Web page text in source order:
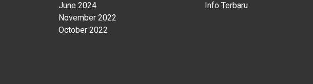
June 2024
November 2022
October 2022
Info Terbaru